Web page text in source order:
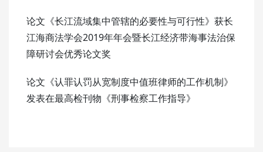
论文《长江流域集中管辖的必要性与可行性》获长
江海商法学会2019年年会暨长江经济带海事法治保
障研讨会优秀论文奖
论文《认罪认罚从宽制度中值班律师的工作机制》
发表在最高检刊物《刑事检察工作指导》